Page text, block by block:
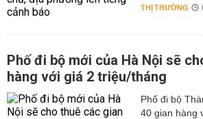
THỊ TRƯỜNG
Phố đi bộ mới của Hà Nội sẽ
hàng với giá 2 triệu/tháng
Phố đi bộ
40 gian hàng